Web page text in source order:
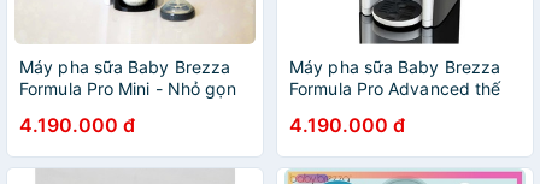
Máy pha sữa Baby Brezza
Formula Pro Mini - Nhỏ gọn
hành 12 tháng
4.190.000 đ
Máy pha sữa Baby Brezza
Formula Pro Advanced thế
4.190.000 đ